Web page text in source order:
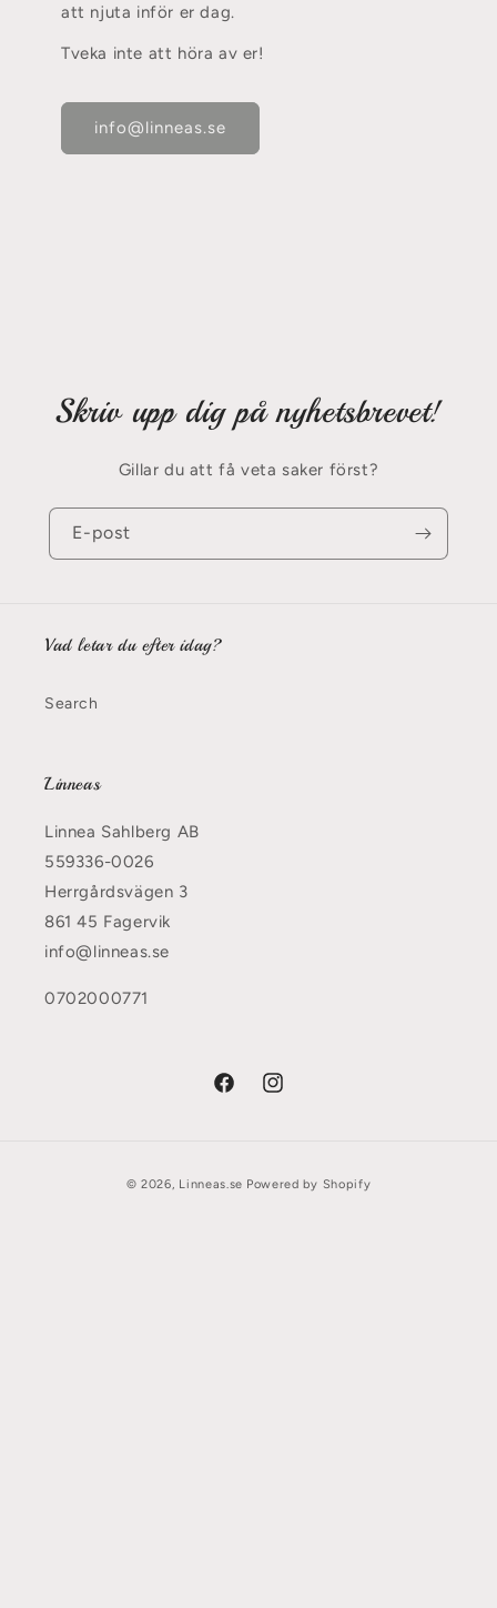
att njuta inför er dag.
Tveka inte att höra av er!
info@linneas.se
Skriv upp dig på nyhetsbrevet!
Gillar du att få veta saker först?
E-post
Vad letar du efter idag?
Search
Linneas
Linnea Sahlberg AB
559336-0026
Herrgårdsvägen 3
861 45 Fagervik
info@linneas.se
0702000771
FacebookInstagram
© 2026, Linneas.se Powered by Shopify